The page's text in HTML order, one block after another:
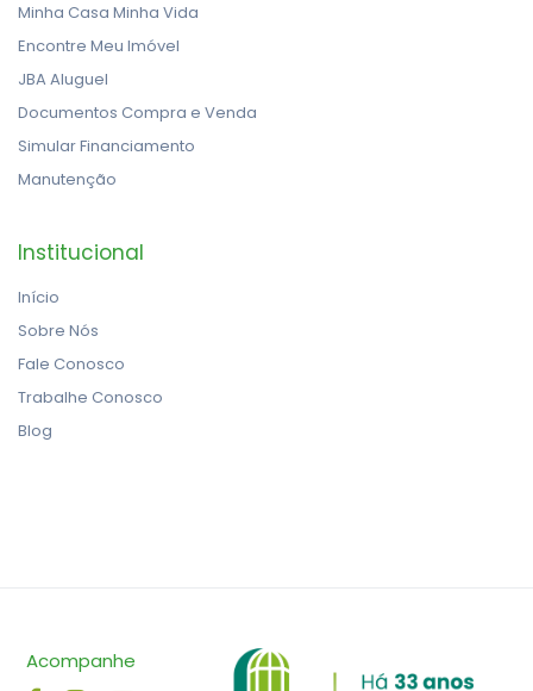
Minha Casa Minha Vida
Encontre Meu Imóvel
JBA Aluguel
Documentos Compra e Venda
Simular Financiamento
Manutenção
Institucional
Início
Sobre Nós
Fale Conosco
Trabalhe Conosco
Blog
Acompanhe